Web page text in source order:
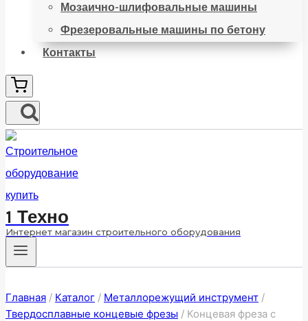
Мозаично-шлифовальные машины
Фрезеровальные машины по бетону
Контакты
1 Техно
Интернет магазин строительного оборудования
Главная / Каталог / Металлорежущий инструмент /
Твердосплавные концевые фрезы / Концевая фреза с